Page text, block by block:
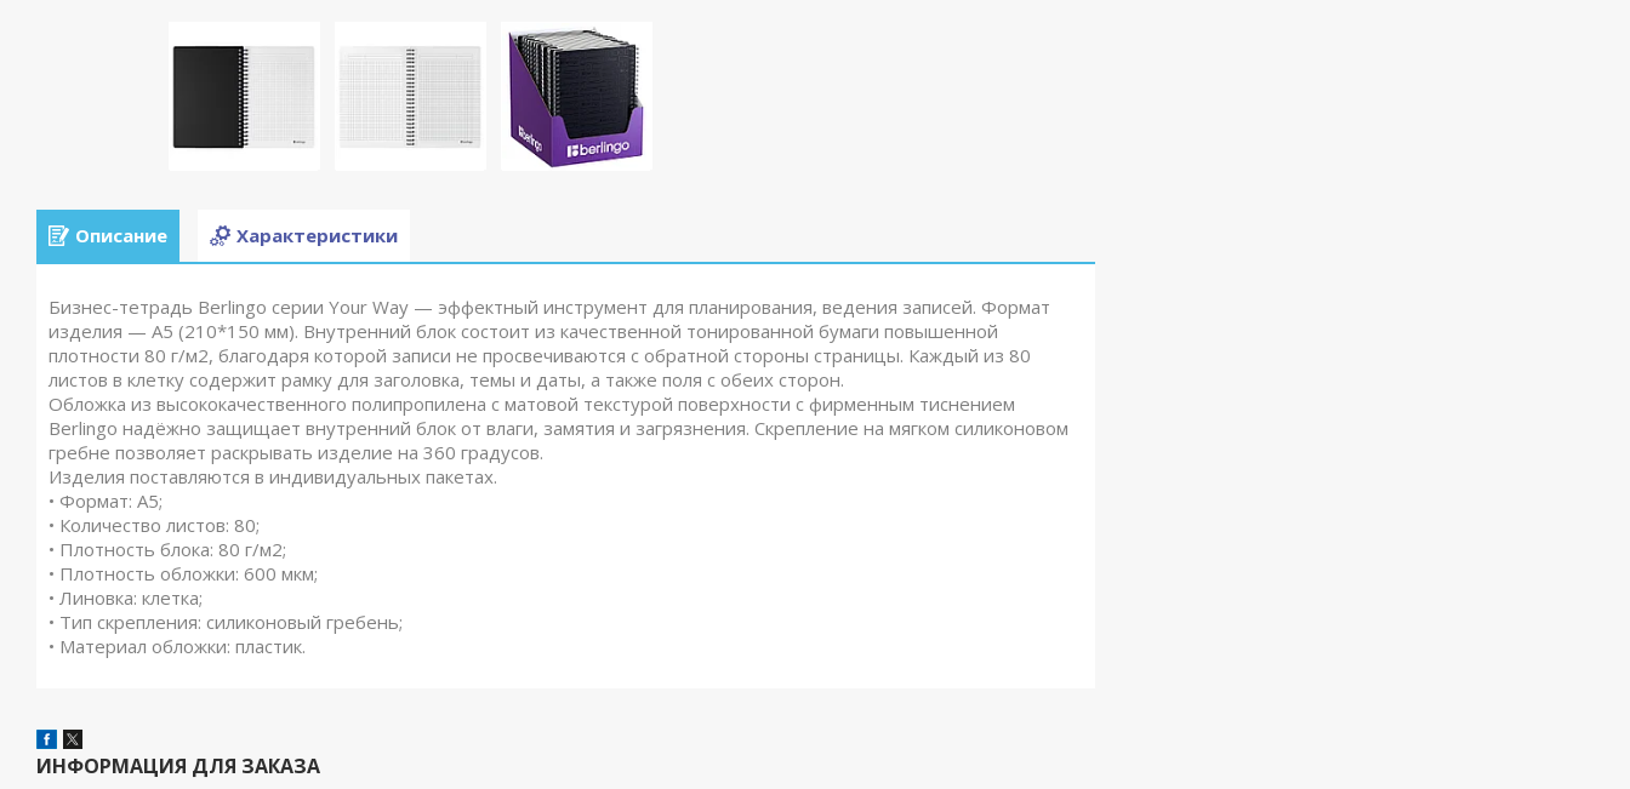
Описание Характеристики
Бизнес-тетрадь Berlingo серии Your Way — эффектный инструмент для планирования, ведения записей. Формат
изделия — А5 (210*150 мм). Внутренний блок состоит из качественной тонированной бумаги повышенной
плотности 80 г/м2, благодаря которой записи не просвечиваются с обратной стороны страницы. Каждый из 80
листов в клетку содержит рамку для заголовка, темы и даты, а также поля с обеих сторон.
Обложка из высококачественного полипропилена с матовой текстурой поверхности с фирменным тиснением
Berlingo надёжно защищает внутренний блок от влаги, замятия и загрязнения. Скрепление на мягком силиконовом
гребне позволяет раскрывать изделие на 360 градусов.
Изделия поставляются в индивидуальных пакетах.
• Формат: А5;
• Количество листов: 80;
• Плотность блока: 80 г/м2;
• Плотность обложки: 600 мкм;
• Линовка: клетка;
• Тип скрепления: силиконовый гребень;
• Материал обложки: пластик.
ИНФОРМАЦИЯ ДЛЯ ЗАКАЗА